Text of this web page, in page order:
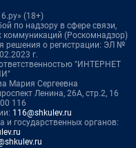
(18+)
по надзору в сфере связи,
(Роскомнадзор)
решения о регистрации: ЭЛ №
г.
"ИНТЕРНЕТ
Мария Сергеевна
Ленина, 26А, стр.2, 16
116
116@shkulev.ru
государственных органов: